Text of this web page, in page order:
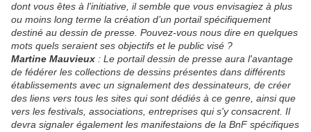
dont vous êtes à l’initiative, il semble que vous envisagiez à plus
ou moins long terme la création d’un portail spécifiquement
destiné au dessin de presse. Pouvez-vous nous dire en quelques
mots quels seraient ses objectifs et le public visé ?
Martine Mauvieux : Le portail dessin de presse aura l'avantage
de fédérer les collections de dessins présentes dans différents
établissements avec un signalement des dessinateurs, de créer
des liens vers tous les sites qui sont dédiés à ce genre, ainsi que
vers les festivals, associations, entreprises qui s'y consacrent. Il
devra signaler également les manifestaions de la BnF spécifiques